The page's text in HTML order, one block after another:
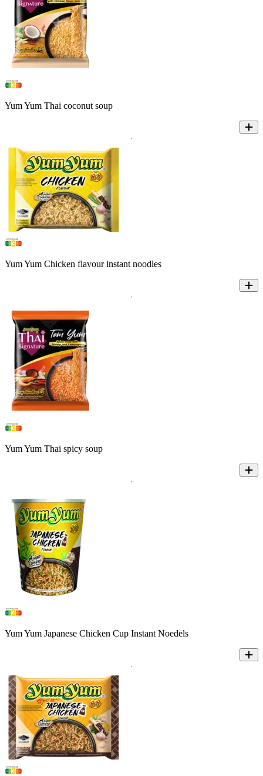
Yum Yum Thai coconut soup
Yum Yum Chicken flavour instant noodles
Yum Yum Thai spicy soup
Yum Yum Japanese Chicken Cup Instant Noedels